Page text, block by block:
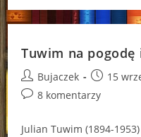
Blond
Tuwim na pogodę
Post
author:
Bujaczek
Post
published:
15
Post8 komentarzy
Julian Tuwim (1894-